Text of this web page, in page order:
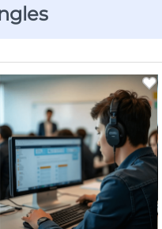
.
seguros
.
movilidad
.
sudadera
5.
chamarra
6.
credencial
7
certificado
transcript